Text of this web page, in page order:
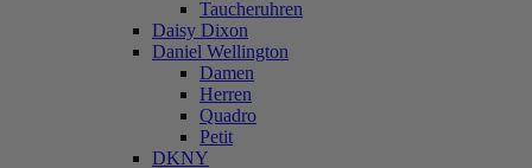
Taucheruhren
Daisy Dixon
Daniel Wellington
Damen
Herren
Quadro
Petit
DKNY